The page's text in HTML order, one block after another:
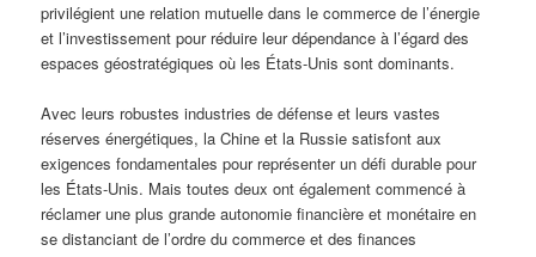
privilégient une relation mutuelle dans le commerce de l’énergie
et l’investissement pour réduire leur dépendance à l’égard des
espaces géostratégiques où les États-Unis sont dominants.
Avec leurs robustes industries de défense et leurs vastes
réserves énergétiques, la Chine et la Russie satisfont aux
exigences fondamentales pour représenter un défi durable pour
les États-Unis. Mais toutes deux ont également commencé à
réclamer une plus grande autonomie financière et monétaire en
se distanciant de l’ordre du commerce et des finances